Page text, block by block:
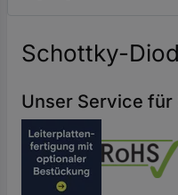
Schottky-
Unser Service für